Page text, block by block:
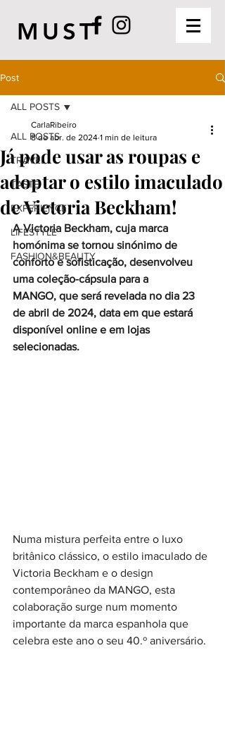
MUST
Post
ALL POSTS
TRAVEL
TASTE
EXPERIENCE
LIFESTYLE
FASHION&BEAUTY
ALL POSTS
Já pode usar as roupas e
adoptar o estilo imaculado
de Victoria Beckham!
CarlaRibeiro
8 de abr. de 2024 1 min de leitura
A Victoria Beckham, cuja marca
homónima se tornou sinónimo de
conforto e sofisticação, desenvolveu
uma coleção-cápsula para a
MANGO, que será revelada no dia 23
de abril de 2024, data em que estará
disponível online e em lojas
selecionadas.
Numa mistura perfeita entre o luxo
britânico clássico, o estilo imaculado de
Victoria Beckham e o design
contemporâneo da MANGO, esta
colaboração surge num momento
importante da marca espanhola que
celebra este ano o seu 40.º aniversário.